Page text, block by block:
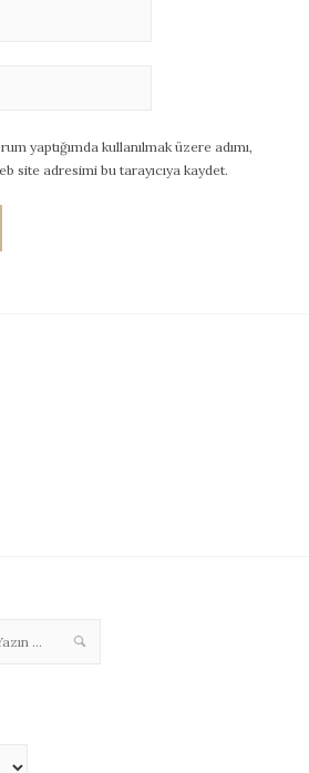
yaptığımda kullanılmak üzere adımı,
site adresimi bu tarayıcıya kaydet.